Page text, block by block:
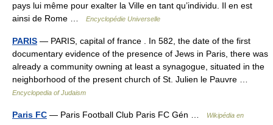
pays lui même pour exalter la Ville en tant qu’individu. Il en est
ainsi de Rome …
Encyclopédie Universelle
PARIS — PARIS, capital of france . In 582, the date of the first
documentary evidence of the presence of Jews in Paris, there was
already a community owning at least a synagogue, situated in the
neighborhood of the present church of St. Julien le Pauvre …
Encyclopedia of Judaism
Paris FC — Paris Football Club Paris FC Gén …
Wikipédia en